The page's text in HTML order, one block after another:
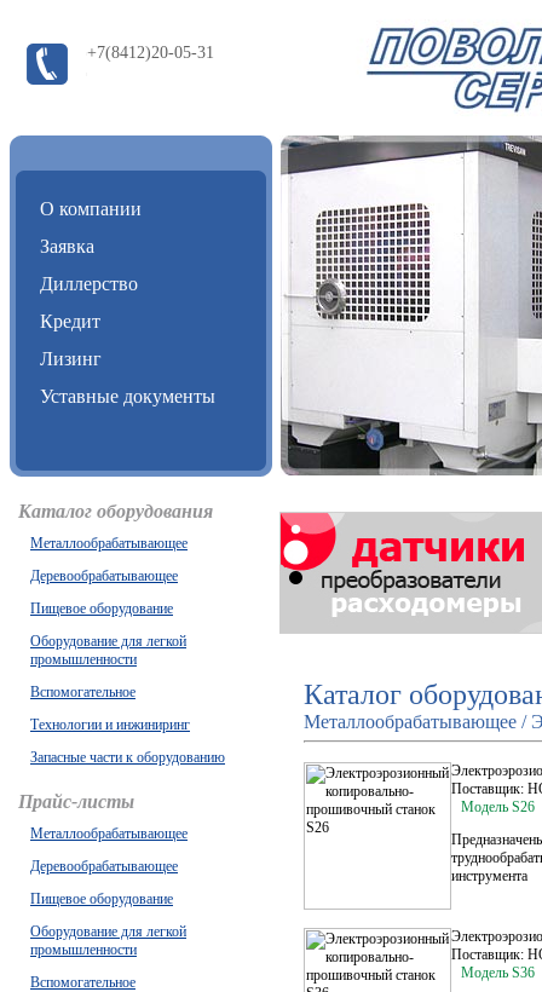
+7(8412)20-05-31
О компании
Заявка
Диллерство
Кредит
Лизинг
Уставные документы
Каталог оборудования
Металлообрабатывающее
Деревообрабатывающее
Пищевое оборудование
Оборудование для легкой
промышленности
Вспомогательное
Технологии и инжиниринг
Запасные части к оборудованию
Прайс-листы
Металлообрабатывающее
Деревообрабатывающее
Пищевое оборудование
Оборудование для легкой
промышленности
Вспомогательное
Каталог
Металлообрабатывающее /
Поставщик:
Модель S26
инструмента
Поставщик:
Модель S36